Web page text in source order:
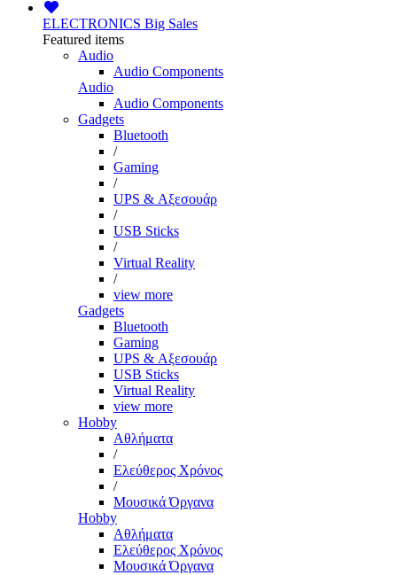
ELECTRONICS Big Sales
Featured items
Audio
Audio Components
Audio
Audio Components
Gadgets
Bluetooth
/
Gaming
/
UPS & Αξεσουάρ
/
USB Sticks
/
Virtual Reality
/
view more
Gadgets
Bluetooth
Gaming
UPS & Αξεσουάρ
USB Sticks
Virtual Reality
view more
Hobby
Αθλήματα
/
Ελεύθερος Χρόνος
/
Μουσικά Όργανα
Hobby
Αθλήματα
Ελεύθερος Χρόνος
Μουσικά Όργανα